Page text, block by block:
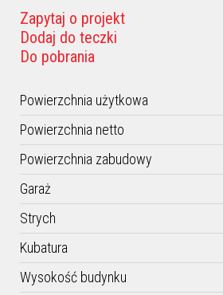
Zapytaj o projekt
Dodaj do teczki
Do pobrania
Powierzchnia użytkowa
Powierzchnia netto
Powierzchnia zabudowy
Garaż
Strych
Kubatura
Wysokość budynku